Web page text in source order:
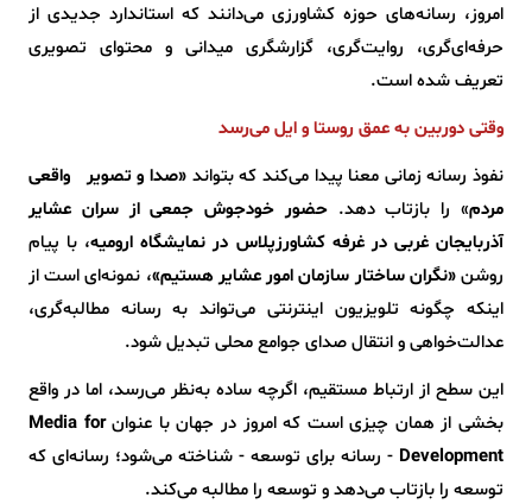
امروز، رسانه‌های حوزه کشاورزی می‌دانند که استاندارد جدیدی از
حرفه‌ای‌گری، روایت‌گری، گزارشگری میدانی و محتوای تصویری
تعریف شده است.
وقتی دوربین به عمق روستا و ایل می‌رسد
نفوذ رسانه زمانی معنا پیدا می‌کند که بتواند «صدا و تصویر واقعی
مردم» را بازتاب دهد.حضور خودجوش جمعی از سران عشایر
آذربایجان غربی در غرفه کشاورزپلاس در نمایشگاه ارومیه، با پیام
روشن«نگران ساختار سازمان امور عشایر هستیم»، نمونه‌ای است از
اینکه چگونه تلویزیون اینترنتی می‌تواند به رسانه مطالبه‌گری،
عدالت‌خواهی و انتقال صدای جوامع محلی تبدیل شود.
این سطح از ارتباط مستقیم، اگرچه ساده به‌نظر می‌رسد، اما در واقع
بخشی از همان چیزی است که امروز در جهان با عنوان Media for
Development - رسانه برای توسعه - شناخته می‌شود؛ رسانه‌ای که
توسعه را بازتاب می‌دهد و توسعه را مطالبه می‌کند.